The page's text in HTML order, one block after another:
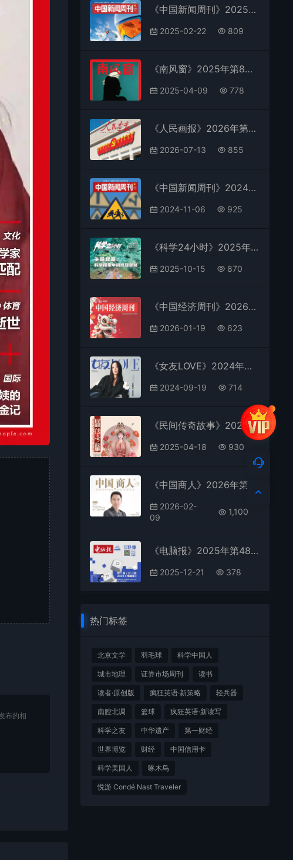
布的相
《中国新闻周刊》2025年第5期全彩精校PDF杂志下载
2025-02-22 809
《南风窗》2025年第8期全彩精校PDF杂志下载
2025-04-09 778
《人民画报》2026年第7期全彩精校PDF杂志下载
2026-07-13 855
《中国新闻周刊》2024年第40期全彩精校PDF杂志下载
2024-11-06 925
《科学24小时》2025年第10期全彩精校PDF杂志下载
2025-10-15 870
《中国经济周刊》2026年第1期全彩精校PDF杂志下载
2026-01-19 623
《女友LOVE》2024年第8期全彩精校PDF杂志下载
2024-09-19 714
《民间传奇故事》2025年第3期全彩精校PDF杂志下载
2025-04-18 930
2026-02-
09
1,100
《电脑报》2025年第48期全彩精校PDF杂志下载
2025-12-21 378
热门标签
北京文学 羽毛球 科学中国人
城市地理 证券市场周刊 读书
读者·原创版 疯狂英语·新策略 轻兵器
南腔北调 篮球 疯狂英语·新读写
科学之友 中华遗产 第一财经
世界博览 财经 中国信用卡
科学美国人 啄木鸟
悦游 Condé Nast Traveler